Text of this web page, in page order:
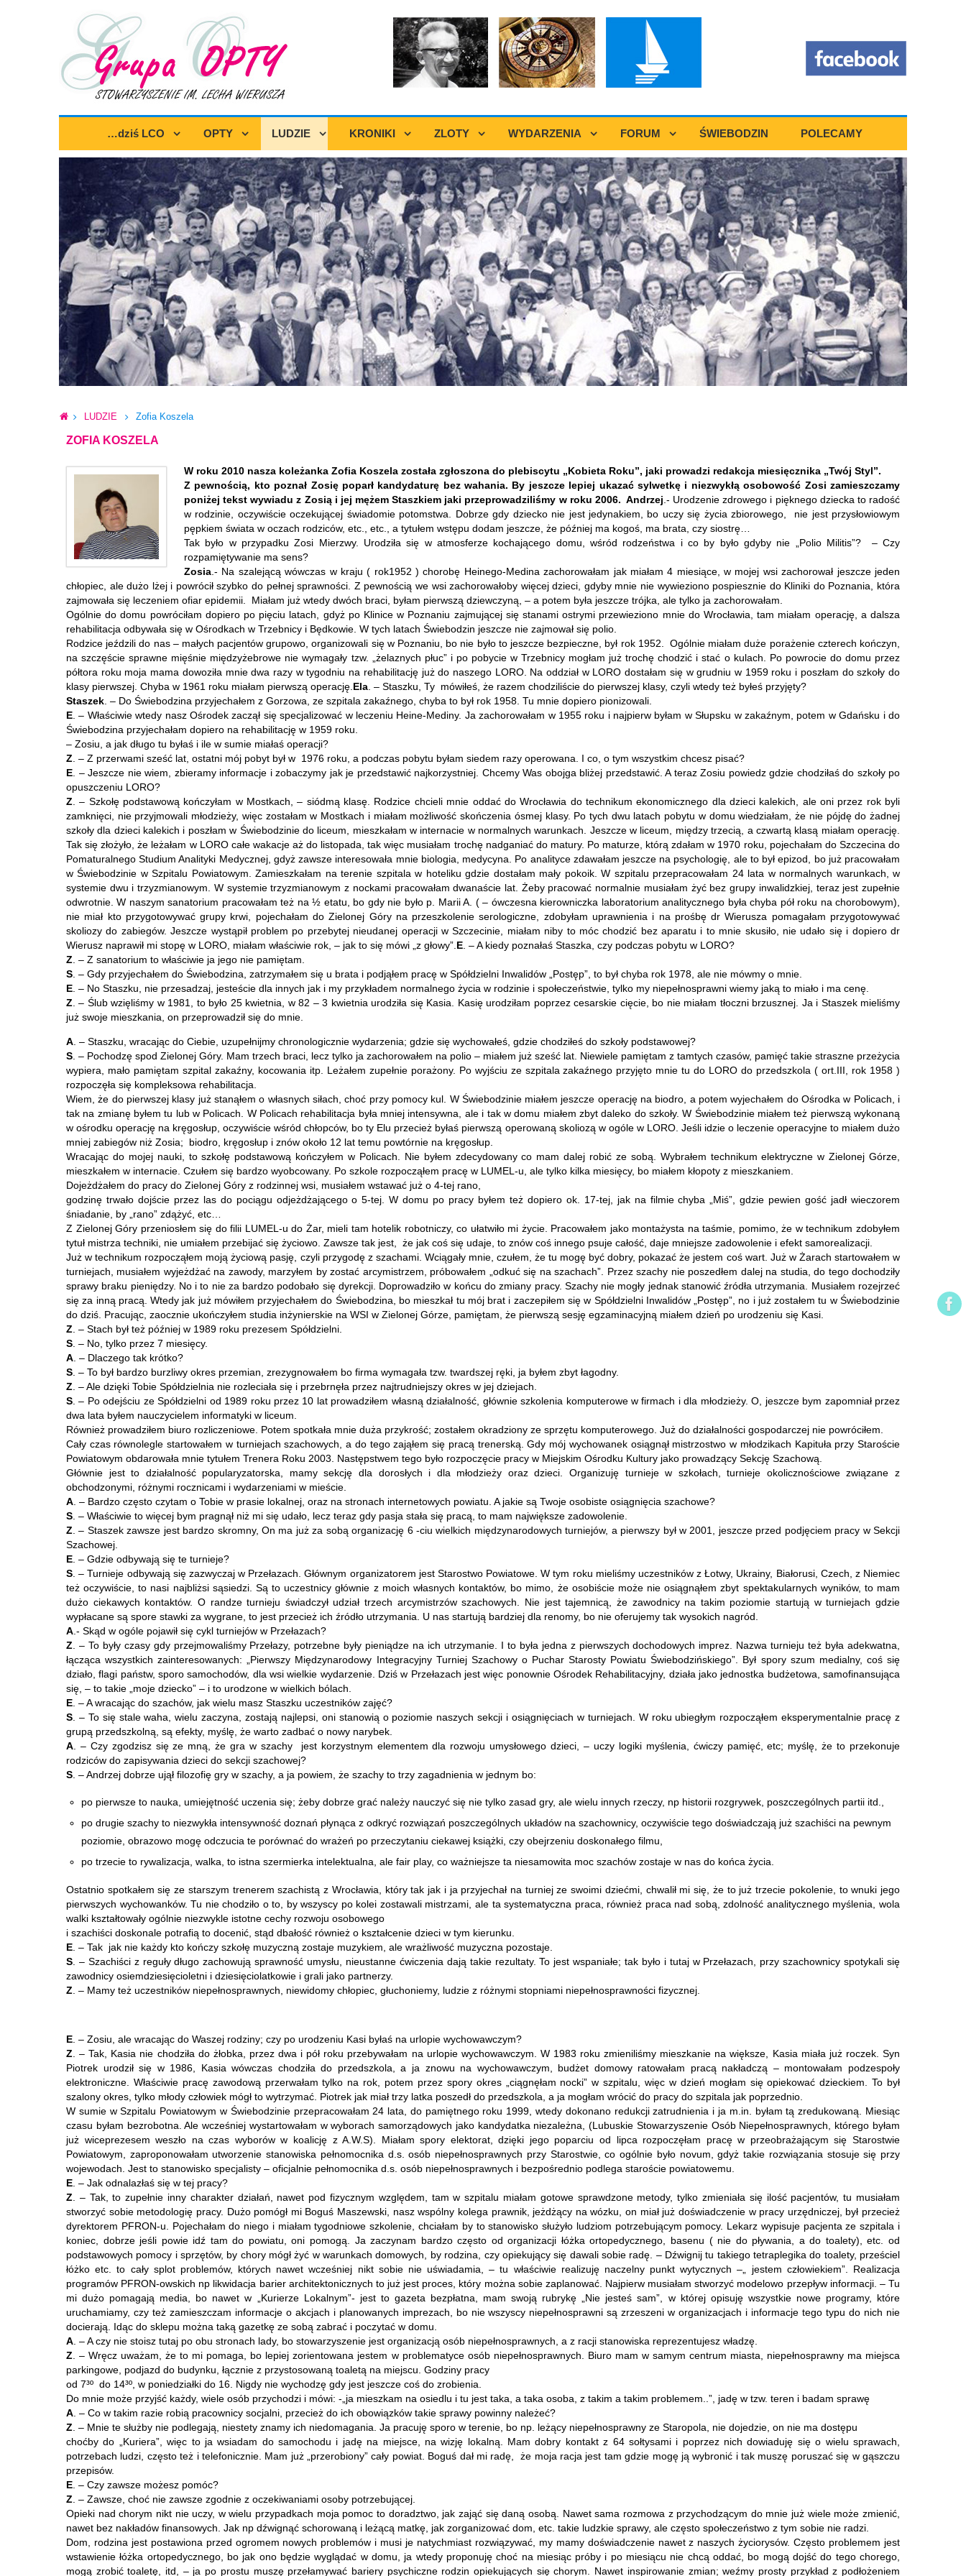
…dziś LCO OPTY LUDZIE KRONIKI ZLOTY WYDARZENIA FORUM ŚWIEBODZIN POLECAMY
LUDZIE Zofia Koszela
ZOFIA KOSZELA
W roku 2010 nasza koleżanka Zofia Koszela została zgłoszona do plebiscytu „Kobieta Roku”, jaki prowadzi redakcja miesięcznika „Twój Styl”.
Z pewnością, kto poznał Zosię poparł kandydaturę bez wahania. By jeszcze lepiej ukazać sylwetkę i niezwykłą osobowość Zosi zamieszczamy
poniżej tekst wywiadu z Zosią i jej mężem Staszkiem jaki przeprowadziliśmy w roku 2006.Andrzej .- Urodzenie zdrowego i pięknego dziecka to radość
w rodzinie, oczywiście oczekującej świadomie potomstwa. Dobrze gdy dziecko nie jest jedynakiem, bo uczy się życia zbiorowego, nie jest przysłowiowym
pępkiem świata w oczach rodziców, etc., etc., a tytułem wstępu dodam jeszcze, że później ma kogoś, ma brata, czy siostrę…
Tak było w przypadku Zosi Mierzwy. Urodziła się w atmosferze kochającego domu, wśród rodzeństwa i co by było gdyby nie „Polio Militis”? – Czy
rozpamiętywanie ma sens?
Zosia .- Na szalejącą wówczas w kraju ( rok1952 ) chorobę Heinego-Medina zachorowałam jak miałam 4 miesiące, w mojej wsi zachorował jeszcze jeden
chłopiec, ale dużo lżej i powrócił szybko do pełnej sprawności. Z pewnością we wsi zachorowałoby więcej dzieci, gdyby mnie nie wywieziono pospiesznie do Kliniki do Poznania, która
zajmowała się leczeniem ofiar epidemii. Miałam już wtedy dwóch braci, byłam pierwszą dziewczyną, – a potem była jeszcze trójka, ale tylko ja zachorowałam.
Ogólnie do domu powróciłam dopiero po pięciu latach, gdyż po Klinice w Poznaniu zajmującej się stanami ostrymi przewieziono mnie do Wrocławia, tam miałam operację, a dalsza
rehabilitacja odbywała się w Ośrodkach w Trzebnicy i Będkowie. W tych latach Świebodzin jeszcze nie zajmował się polio.
Rodzice jeździli do nas – małych pacjentów grupowo, organizowali się w Poznaniu, bo nie było to jeszcze bezpieczne, był rok 1952. Ogólnie miałam duże porażenie czterech kończyn,
na szczęście sprawne mięśnie międzyżebrowe nie wymagały tzw. „żelaznych płuc” i po pobycie w Trzebnicy mogłam już trochę chodzić i stać o kulach. Po powrocie do domu przez
półtora roku moja mama dowoziła mnie dwa razy w tygodniu na rehabilitację już do naszego LORO. Na oddział w LORO dostałam się w grudniu w 1959 roku i poszłam do szkoły do
klasy pierwszej. Chyba w 1961 roku miałam pierwszą operację. Ela . – Staszku, Ty mówiłeś, że razem chodziliście do pierwszej klasy, czyli wtedy też byłeś przyjęty?
Staszek . – Do Świebodzina przyjechałem z Gorzowa, ze szpitala zakaźnego, chyba to był rok 1958. Tu mnie dopiero pionizowali.
E . – Właściwie wtedy nasz Ośrodek zaczął się specjalizować w leczeniu Heine-Mediny. Ja zachorowałam w 1955 roku i najpierw byłam w Słupsku w zakaźnym, potem w Gdańsku i do
Świebodzina przyjechałam dopiero na rehabilitację w 1959 roku.
– Zosiu, a jak długo tu byłaś i ile w sumie miałaś operacji?
Z . – Z przerwami sześć lat, ostatni mój pobyt był w 1976 roku, a podczas pobytu byłam siedem razy operowana. I co, o tym wszystkim chcesz pisać?
E . – Jeszcze nie wiem, zbieramy informacje i zobaczymy jak je przedstawić najkorzystniej. Chcemy Was obojga bliżej przedstawić. A teraz Zosiu powiedz gdzie chodziłaś do szkoły po
opuszczeniu LORO?
Z . – Szkołę podstawową kończyłam w Mostkach, – siódmą klasę. Rodzice chcieli mnie oddać do Wrocławia do technikum ekonomicznego dla dzieci kalekich, ale oni przez rok byli
zamknięci, nie przyjmowali młodzieży, więc zostałam w Mostkach i miałam możliwość skończenia ósmej klasy. Po tych dwu latach pobytu w domu wiedziałam, że nie pójdę do żadnej
szkoły dla dzieci kalekich i poszłam w Świebodzinie do liceum, mieszkałam w internacie w normalnych warunkach. Jeszcze w liceum, między trzecią, a czwartą klasą miałam operację.
Tak się złożyło, że leżałam w LORO całe wakacje aż do listopada, tak więc musiałam trochę nadganiać do matury. Po maturze, którą zdałam w 1970 roku, pojechałam do Szczecina do
Pomaturalnego Studium Analityki Medycznej, gdyż zawsze interesowała mnie biologia, medycyna. Po analityce zdawałam jeszcze na psychologię, ale to był epizod, bo już pracowałam
w Świebodzinie w Szpitalu Powiatowym. Zamieszkałam na terenie szpitala w hoteliku gdzie dostałam mały pokoik. W szpitalu przepracowałam 24 lata w normalnych warunkach, w
systemie dwu i trzyzmianowym. W systemie trzyzmianowym z nockami pracowałam dwanaście lat. Żeby pracować normalnie musiałam żyć bez grupy inwalidzkiej, teraz jest zupełnie
odwrotnie. W naszym sanatorium pracowałam też na ½ etatu, bo gdy nie było p. Marii A. ( – ówczesna kierowniczka laboratorium analitycznego była chyba pół roku na chorobowym),
nie miał kto przygotowywać grupy krwi, pojechałam do Zielonej Góry na przeszkolenie serologiczne, zdobyłam uprawnienia i na prośbę dr Wierusza pomagałam przygotowywać
skoliozy do zabiegów. Jeszcze wystąpił problem po przebytej nieudanej operacji w Szczecinie, miałam niby to móc chodzić bez aparatu i to mnie skusiło, nie udało się i dopiero dr
Wierusz naprawił mi stopę w LORO, miałam właściwie rok, – jak to się mówi „z głowy”. E . – A kiedy poznałaś Staszka, czy podczas pobytu w LORO?
Z . – Z sanatorium to właściwie ja jego nie pamiętam.
S . – Gdy przyjechałem do Świebodzina, zatrzymałem się u brata i podjąłem pracę w Spółdzielni Inwalidów „Postęp”, to był chyba rok 1978, ale nie mówmy o mnie.
E . – No Staszku, nie przesadzaj, jesteście dla innych jak i my przykładem normalnego życia w rodzinie i społeczeństwie, tylko my niepełnosprawni wiemy jaką to miało i ma cenę.
Z . – Ślub wzięliśmy w 1981, to było 25 kwietnia, w 82 – 3 kwietnia urodziła się Kasia. Kasię urodziłam poprzez cesarskie cięcie, bo nie miałam tłoczni brzusznej. Ja i Staszek mieliśmy
już swoje mieszkania, on przeprowadził się do mnie.
A . – Staszku, wracając do Ciebie, uzupełnijmy chronologicznie wydarzenia; gdzie się wychowałeś, gdzie chodziłeś do szkoły podstawowej?
S . – Pochodzę spod Zielonej Góry. Mam trzech braci, lecz tylko ja zachorowałem na polio – miałem już sześć lat. Niewiele pamiętam z tamtych czasów, pamięć takie straszne przeżycia
wypiera, mało pamiętam szpital zakaźny, kocowania itp. Leżałem zupełnie porażony. Po wyjściu ze szpitala zakaźnego przyjęto mnie tu do LORO do przedszkola ( ort.III, rok 1958 )
rozpoczęła się kompleksowa rehabilitacja.
Wiem, że do pierwszej klasy już stanąłem o własnych siłach, choć przy pomocy kul. W Świebodzinie miałem jeszcze operację na biodro, a potem wyjechałem do Ośrodka w Policach, i
tak na zmianę byłem tu lub w Policach. W Policach rehabilitacja była mniej intensywna, ale i tak w domu miałem zbyt daleko do szkoły. W Świebodzinie miałem też pierwszą wykonaną
w ośrodku operację na kręgosłup, oczywiście wśród chłopców, bo ty Elu przecież byłaś pierwszą operowaną skoliozą w ogóle w LORO. Jeśli idzie o leczenie operacyjne to miałem dużo
mniej zabiegów niż Zosia; biodro, kręgosłup i znów około 12 lat temu powtórnie na kręgosłup.
Wracając do mojej nauki, to szkołę podstawową kończyłem w Policach. Nie byłem zdecydowany co mam dalej robić ze sobą. Wybrałem technikum elektryczne w Zielonej Górze,
mieszkałem w internacie. Czułem się bardzo wyobcowany. Po szkole rozpocząłem pracę w LUMEL-u, ale tylko kilka miesięcy, bo miałem kłopoty z mieszkaniem.
Dojeżdżałem do pracy do Zielonej Góry z rodzinnej wsi, musiałem wstawać już o 4-tej rano,
godzinę trwało dojście przez las do pociągu odjeżdżającego o 5-tej. W domu po pracy byłem też dopiero ok. 17-tej, jak na filmie chyba „Miś”, gdzie pewien gość jadł wieczorem
śniadanie, by „rano” zdążyć, etc…
Z Zielonej Góry przeniosłem się do filii LUMEL-u do Żar, mieli tam hotelik robotniczy, co ułatwiło mi życie. Pracowałem jako montażysta na taśmie, pomimo, że w technikum zdobyłem
tytuł mistrza techniki, nie umiałem przebijać się życiowo. Zawsze tak jest, że jak coś się udaje, to znów coś innego psuje całość, daje mniejsze zadowolenie i efekt samorealizacji.
Już w technikum rozpocząłem moją życiową pasję, czyli przygodę z szachami. Wciągały mnie, czułem, że tu mogę być dobry, pokazać że jestem coś wart. Już w Żarach startowałem w
turniejach, musiałem wyjeżdżać na zawody, marzyłem by zostać arcymistrzem, próbowałem „odkuć się na szachach”. Przez szachy nie poszedłem dalej na studia, do tego dochodziły
sprawy braku pieniędzy. No i to nie za bardzo podobało się dyrekcji. Doprowadziło w końcu do zmiany pracy. Szachy nie mogły jednak stanowić źródła utrzymania. Musiałem rozejrzeć
się za inną pracą. Wtedy jak już mówiłem przyjechałem do Świebodzina, bo mieszkał tu mój brat i zaczepiłem się w Spółdzielni Inwalidów „Postęp”, no i już zostałem tu w Świebodzinie
do dziś. Pracując, zaocznie ukończyłem studia inżynierskie na WSI w Zielonej Górze, pamiętam, że pierwszą sesję egzaminacyjną miałem dzień po urodzeniu się Kasi.
Z . – Stach był też później w 1989 roku prezesem Spółdzielni.
S . – No, tylko przez 7 miesięcy.
A . – Dlaczego tak krótko?
S . – To był bardzo burzliwy okres przemian, zrezygnowałem bo firma wymagała tzw. twardszej ręki, ja byłem zbyt łagodny.
Z . – Ale dzięki Tobie Spółdzielnia nie rozleciała się i przebrnęła przez najtrudniejszy okres w jej dziejach.
S . – Po odejściu ze Spółdzielni od 1989 roku przez 10 lat prowadziłem własną działalność, głównie szkolenia komputerowe w firmach i dla młodzieży. O, jeszcze bym zapomniał przez
dwa lata byłem nauczycielem informatyki w liceum.
Również prowadziłem biuro rozliczeniowe. Potem spotkała mnie duża przykrość; zostałem okradziony ze sprzętu komputerowego. Już do działalności gospodarczej nie powróciłem.
Cały czas równolegle startowałem w turniejach szachowych, a do tego zająłem się pracą trenerską. Gdy mój wychowanek osiągnął mistrzostwo w młodzikach Kapituła przy Staroście
Powiatowym obdarowała mnie tytułem Trenera Roku 2003. Następstwem tego było rozpoczęcie pracy w Miejskim Ośrodku Kultury jako prowadzący Sekcję Szachową.
Głównie jest to działalność popularyzatorska, mamy sekcję dla dorosłych i dla młodzieży oraz dzieci. Organizuję turnieje w szkołach, turnieje okolicznościowe związane z
obchodzonymi, różnymi rocznicami i wydarzeniami w mieście.
A . – Bardzo często czytam o Tobie w prasie lokalnej, oraz na stronach internetowych powiatu. A jakie są Twoje osobiste osiągnięcia szachowe?
S . – Właściwie to więcej bym pragnął niż mi się udało, lecz teraz gdy pasja stała się pracą, to mam największe zadowolenie.
Z . – Staszek zawsze jest bardzo skromny, On ma już za sobą organizację 6 -ciu wielkich międzynarodowych turniejów, a pierwszy był w 2001, jeszcze przed podjęciem pracy w Sekcji
Szachowej.
E . – Gdzie odbywają się te turnieje?
S . – Turnieje odbywają się zazwyczaj w Przełazach. Głównym organizatorem jest Starostwo Powiatowe. W tym roku mieliśmy uczestników z Łotwy, Ukrainy, Białorusi, Czech, z Niemiec
też oczywiście, to nasi najbliżsi sąsiedzi. Są to uczestnicy głównie z moich własnych kontaktów, bo mimo, że osobiście może nie osiągnąłem zbyt spektakularnych wyników, to mam
dużo ciekawych kontaktów. O randze turnieju świadczył udział trzech arcymistrzów szachowych. Nie jest tajemnicą, że zawodnicy na takim poziomie startują w turniejach gdzie
wypłacane są spore stawki za wygrane, to jest przecież ich źródło utrzymania. U nas startują bardziej dla renomy, bo nie oferujemy tak wysokich nagród.
A .- Skąd w ogóle pojawił się cykl turniejów w Przełazach?
Z . – To były czasy gdy przejmowaliśmy Przełazy, potrzebne były pieniądze na ich utrzymanie. I to była jedna z pierwszych dochodowych imprez. Nazwa turnieju też była adekwatna,
łącząca wszystkich zainteresowanych: „Pierwszy Międzynarodowy Integracyjny Turniej Szachowy o Puchar Starosty Powiatu Świebodzińskiego”. Był spory szum medialny, coś się
działo, flagi państw, sporo samochodów, dla wsi wielkie wydarzenie. Dziś w Przełazach jest więc ponownie Ośrodek Rehabilitacyjny, działa jako jednostka budżetowa, samofinansująca
się, – to takie „moje dziecko” – i to urodzone w wielkich bólach.
E . – A wracając do szachów, jak wielu masz Staszku uczestników zajęć?
S . – To się stale waha, wielu zaczyna, zostają najlepsi, oni stanowią o poziomie naszych sekcji i osiągnięciach w turniejach. W roku ubiegłym rozpocząłem eksperymentalnie pracę z
grupą przedszkolną, są efekty, myślę, że warto zadbać o nowy narybek.
A . – Czy zgodzisz się ze mną, że gra w szachy jest korzystnym elementem dla rozwoju umysłowego dzieci, – uczy logiki myślenia, ćwiczy pamięć, etc; myślę, że to przekonuje
rodziców do zapisywania dzieci do sekcji szachowej?
S . – Andrzej dobrze ujął filozofię gry w szachy, a ja powiem, że szachy to trzy zagadnienia w jednym bo:
po pierwsze to nauka, umiejętność uczenia się; żeby dobrze grać należy nauczyć się nie tylko zasad gry, ale wielu innych rzeczy, np historii rozgrywek, poszczególnych partii itd.,
po drugie szachy to niezwykła intensywność doznań płynąca z odkryć rozwiązań poszczególnych układów na szachownicy, oczywiście tego doświadczają już szachiści na pewnym
poziomie, obrazowo mogę odczucia te porównać do wrażeń po przeczytaniu ciekawej książki, czy obejrzeniu doskonałego filmu,
po trzecie to rywalizacja, walka, to istna szermierka intelektualna, ale fair play, co ważniejsze ta niesamowita moc szachów zostaje w nas do końca życia.
Ostatnio spotkałem się ze starszym trenerem szachistą z Wrocławia, który tak jak i ja przyjechał na turniej ze swoimi dziećmi, chwalił mi się, że to już trzecie pokolenie, to wnuki jego
pierwszych wychowanków. Tu nie chodziło o to, by wszyscy po kolei zostawali mistrzami, ale ta systematyczna praca, również praca nad sobą, zdolność analitycznego myślenia, wola
walki kształtowały ogólnie niezwykle istotne cechy rozwoju osobowego
i szachiści doskonale potrafią to docenić, stąd dbałość również o kształcenie dzieci w tym kierunku.
E . – Tak jak nie każdy kto kończy szkołę muzyczną zostaje muzykiem, ale wrażliwość muzyczna pozostaje.
S . – Szachiści z reguły długo zachowują sprawność umysłu, nieustanne ćwiczenia dają takie rezultaty. To jest wspaniałe; tak było i tutaj w Przełazach, przy szachownicy spotykali się
zawodnicy osiemdziesięcioletni i dziesięciolatkowie i grali jako partnerzy.
Z . – Mamy też uczestników niepełnosprawnych, niewidomy chłopiec, głuchoniemy, ludzie z różnymi stopniami niepełnosprawności fizycznej.
E . – Zosiu, ale wracając do Waszej rodziny; czy po urodzeniu Kasi byłaś na urlopie wychowawczym?
Z . – Tak, Kasia nie chodziła do żłobka, przez dwa i pół roku przebywałam na urlopie wychowawczym. W 1983 roku zmieniliśmy mieszkanie na większe, Kasia miała już roczek. Syn
Piotrek urodził się w 1986, Kasia wówczas chodziła do przedszkola, a ja znowu na wychowawczym, budżet domowy ratowałam pracą nakładczą – montowałam podzespoły
elektroniczne. Właściwie pracę zawodową przerwałam tylko na rok, potem przez spory okres „ciągnęłam nocki” w szpitalu, więc w dzień mogłam się opiekować dzieckiem. To był
szalony okres, tylko młody człowiek mógł to wytrzymać. Piotrek jak miał trzy latka poszedł do przedszkola, a ja mogłam wrócić do pracy do szpitala jak poprzednio.
W sumie w Szpitalu Powiatowym w Świebodzinie przepracowałam 24 lata, do pamiętnego roku 1999, wtedy dokonano redukcji zatrudnienia i ja m.in. byłam tą zredukowaną. Miesiąc
czasu byłam bezrobotna. Ale wcześniej wystartowałam w wyborach samorządowych jako kandydatka niezależna, (Lubuskie Stowarzyszenie Osób Niepełnosprawnych, którego byłam
już wiceprezesem weszło na czas wyborów w koalicję z A.W.S). Miałam spory elektorat, dzięki jego poparciu od lipca rozpoczęłam pracę w przeobrażającym się Starostwie
Powiatowym, zaproponowałam utworzenie stanowiska pełnomocnika d.s. osób niepełnosprawnych przy Starostwie, co ogólnie było novum, gdyż takie rozwiązania stosuje się przy
wojewodach. Jest to stanowisko specjalisty – oficjalnie pełnomocnika d.s. osób niepełnosprawnych i bezpośrednio podlega staroście powiatowemu.
E . – Jak odnalazłaś się w tej pracy?
Z . – Tak, to zupełnie inny charakter działań, nawet pod fizycznym względem, tam w szpitalu miałam gotowe sprawdzone metody, tylko zmieniała się ilość pacjentów, tu musiałam
stworzyć sobie metodologię pracy. Dużo pomógł mi Boguś Maszewski, nasz wspólny kolega prawnik, jeżdżący na wózku, on miał już doświadczenie w pracy urzędniczej, był przecież
dyrektorem PFRON-u. Pojechałam do niego i miałam tygodniowe szkolenie, chciałam by to stanowisko służyło ludziom potrzebującym pomocy. Lekarz wypisuje pacjenta ze szpitala i
koniec, dobrze jeśli powie idź tam do powiatu, oni pomogą. Ja zaczynam bardzo często od organizacji łóżka ortopedycznego, basenu ( nie do pływania, a do toalety), etc. od
podstawowych pomocy i sprzętów, by chory mógł żyć w warunkach domowych, by rodzina, czy opiekujący się dawali sobie radę. – Dźwignij tu takiego tetraplegika do toalety, prześciel
łóżko etc. to cały splot problemów, których nawet wcześniej nikt sobie nie uświadamia, – tu właściwie realizuję naczelny punkt wytycznych –„ jestem człowiekiem”. Realizacja
programów PFRON-owskich np likwidacja barier architektonicznych to już jest proces, który można sobie zaplanować. Najpierw musiałam stworzyć modelowo przepływ informacji. – Tu
mi dużo pomagają media, bo nawet w „Kurierze Lokalnym”- jest to gazeta bezpłatna, mam swoją rubrykę „Nie jesteś sam”, w której opisuję wszystkie nowe programy, które
uruchamiamy, czy też zamieszczam informacje o akcjach i planowanych imprezach, bo nie wszyscy niepełnosprawni są zrzeszeni w organizacjach i informacje tego typu do nich nie
docierają. Idąc do sklepu można taką gazetkę ze sobą zabrać i poczytać w domu.
A . – A czy nie stoisz tutaj po obu stronach lady, bo stowarzyszenie jest organizacją osób niepełnosprawnych, a z racji stanowiska reprezentujesz władzę.
Z . – Wręcz uważam, że to mi pomaga, bo lepiej zorientowana jestem w problematyce osób niepełnosprawnych. Biuro mam w samym centrum miasta, niepełnosprawny ma miejsca
parkingowe, podjazd do budynku, łącznie z przystosowaną toaletą na miejscu. Godziny pracy
od 7³º do 14³º, w poniedziałki do 16. Nigdy nie wychodzę gdy jest jeszcze coś do zrobienia.
Do mnie może przyjść każdy, wiele osób przychodzi i mówi: -„ja mieszkam na osiedlu i tu jest taka, a taka osoba, z takim a takim problemem..”, jadę w tzw. teren i badam sprawę
A . – Co w takim razie robią pracownicy socjalni, przecież do ich obowiązków takie sprawy powinny należeć?
Z . – Mnie te służby nie podlegają, niestety znamy ich niedomagania. Ja pracuję sporo w terenie, bo np. leżący niepełnosprawny ze Staropola, nie dojedzie, on nie ma dostępu
choćby do „Kuriera”, więc to ja wsiadam do samochodu i jadę na miejsce, na wizję lokalną. Mam dobry kontakt z 64 sołtysami i poprzez nich dowiaduję się o wielu sprawach,
potrzebach ludzi, często też i telefonicznie. Mam już „przerobiony” cały powiat. Boguś dał mi radę, że moja racja jest tam gdzie mogę ją wybronić i tak muszę poruszać się w gąszczu
przepisów.
E . – Czy zawsze możesz pomóc?
Z . – Zawsze, choć nie zawsze zgodnie z oczekiwaniami osoby potrzebującej.
Opieki nad chorym nikt nie uczy, w wielu przypadkach moja pomoc to doradztwo, jak zająć się daną osobą. Nawet sama rozmowa z przychodzącym do mnie już wiele może zmienić,
nawet bez nakładów finansowych. Jak np dźwignąć schorowaną i leżącą matkę, jak zorganizować dom, etc. takie ludzkie sprawy, ale często społeczeństwo z tym sobie nie radzi.
Dom, rodzina jest postawiona przed ogromem nowych problemów i musi je natychmiast rozwiązywać, my mamy doświadczenie nawet z naszych życiorysów. Często problemem jest
wstawienie łóżka ortopedycznego, bo jak ono będzie wyglądać w domu, ja wtedy proponuję choć na miesiąc próby i po miesiącu nie chcą oddać, bo mogą dojść do tego chorego,
mogą zrobić toaletę, itd, – ja po prostu muszę przełamywać bariery psychiczne rodzin opiekujących się chorym. Nawet inspirowanie zmian; weźmy prosty przykład z podłożeniem